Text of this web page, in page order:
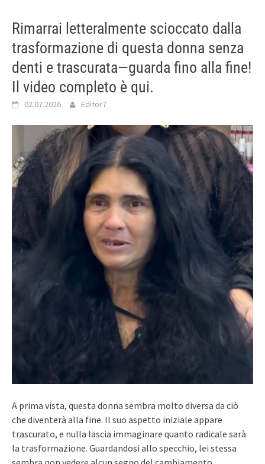
Rimarrai letteralmente scioccato dalla
trasformazione di questa donna senza
denti e trascurata—guarda fino alla fine!
Il video completo è qui.
02.07.2026 Editor7
A prima vista, questa donna sembra molto diversa da ciò
che diventerà alla fine. Il suo aspetto iniziale appare
trascurato, e nulla lascia immaginare quanto radicale sarà
la trasformazione. Guardandosi allo specchio, lei stessa